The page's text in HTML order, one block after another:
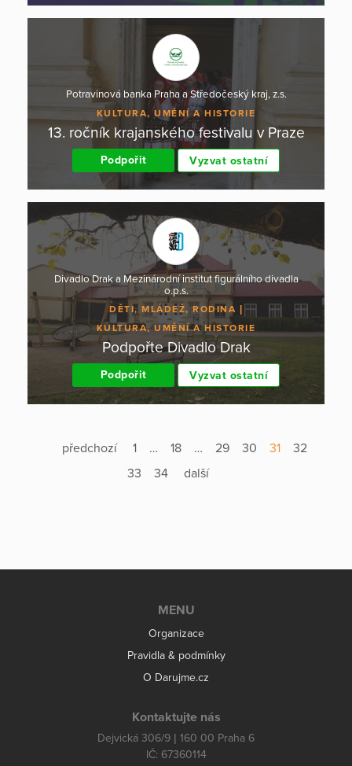
Potravinová banka Praha a Středočeský kraj, z.s.
KULTURA, UMĚNÍ A HISTORIE
13. ročník krajanského festivalu v Praze
Podpořit Vyzvat ostatní
Divadlo Drak a Mezinárodní institut figurálního divadla
o.p.s.
DĚTI, MLÁDEŽ, RODINA
KULTURA, UMĚNÍ A HISTORIE
Podpořte Divadlo Drak
Podpořit Vyzvat ostatní
předchozí 1 … 18 … 29 30 31
32
33
34 další
MENU
Organizace
Pravidla & podmínky
O Darujme.cz
Kontaktujte nás
Dejvická 306/9 | 160 00 Praha 6
IČ: 67360114